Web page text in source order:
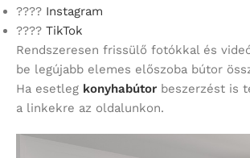
???? Instagram
???? TikTok
Rendszeresen frissülő fotókkal és
be legújabb elemes előszoba bútor
Ha esetleg konyhabútor beszerzést is
a linkekre az oldalunkon.